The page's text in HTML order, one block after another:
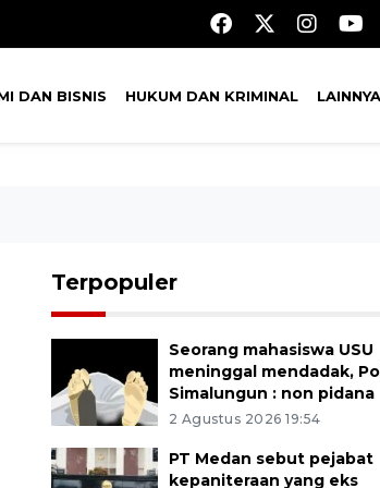
DAN BISNIS HUKUM DAN KRIMINAL LAINNYA
Terpopuler
Seorang mahasiswa USU
meninggal mendadak,
Simalungun : non pidana
2 Agustus 2026 19:54
PT Medan sebut pejabat
kepaniteraan yang eks